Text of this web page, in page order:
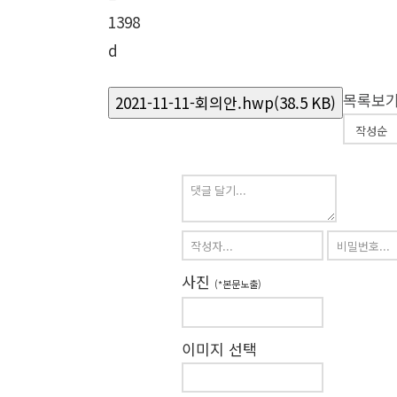
1398
d
2021-11-11-회의안.hwp(38.5 KB) 목록보기
사진 (*본문노출)
이미지 선택